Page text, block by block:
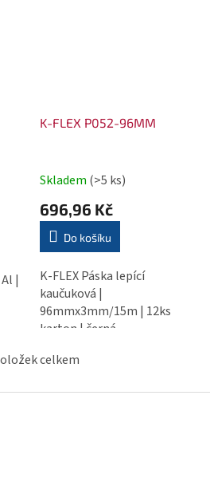
|
K-FLEX P052-96MM
Skladem (>5 ks)
696,96 Kč
Do košíku
K-FLEX Páska lepící
kaučuková |
96mmx3mm/15m | 12ks
karton | černá
O
v
celkem